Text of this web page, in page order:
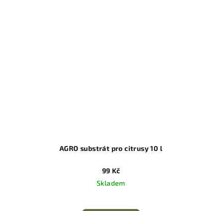
AGRO substrát pro citrusy 10 l
99 Kč
Skladem